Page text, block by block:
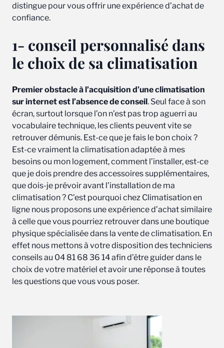
distingue pour vous offrir une expérience d’achat de
confiance.
1- conseil personnalisé dans
le choix de sa climatisation
Premier obstacle à l’acquisition d’une climatisation
sur internet est l’absence de conseil. Seul face à son
écran, surtout lorsque l’on n’est pas trop aguerri au
vocabulaire technique, les clients peuvent vite se
retrouver démunis. Est-ce que je fais le bon choix ?
Est-ce vraiment la climatisation adaptée à mes
besoins ou mon logement, comment l’installer, est-ce
que je dois prendre des accessoires supplémentaires,
que dois-je prévoir avant l’installation de ma
climatisation ? C’est pourquoi chez Climatisation en
ligne nous proposons une expérience d’achat similaire
à celle que vous pourriez retrouver dans une boutique
physique spécialisée dans la vente de climatisation. En
effet nous mettons à votre disposition des techniciens
conseils au 04 81 68 36 14 afin d’être guider dans le
choix de votre matériel et avoir une réponse à toutes
les questions que vous vous poser.